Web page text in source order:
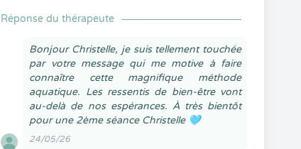
Réponse du thérapeute
Bonjour Christelle, je suis tellement touchée
par votre message qui me motive à faire
connaître cette magnifique méthode
aquatique. Les ressentis de bien-être vont
au-delà de nos espérances. À très bientôt
pour une 2ème séance Christelle 🩵
24/05/26